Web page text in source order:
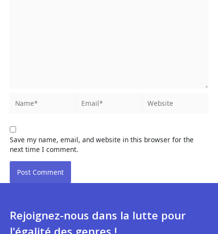
Save my name, email, and website in this browser for the
next time I comment.
Rejoignez-nous dans la lutte pour
l'égalité des genres !